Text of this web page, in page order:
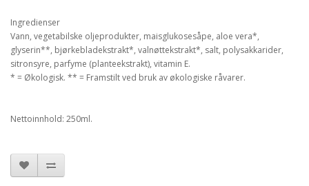
Ingredienser
Vann, vegetabilske oljeprodukter, maisglukosesåpe, aloe vera*,
glyserin**, bjørkebladekstrakt*, valnøttekstrakt*, salt, polysakkarider,
sitronsyre, parfyme (planteekstrakt), vitamin E.
* = Økologisk. ** = Framstilt ved bruk av økologiske råvarer.
Nettoinnhold: 250ml.